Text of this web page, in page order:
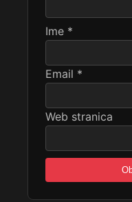
Ime *
Email *
Web stranica